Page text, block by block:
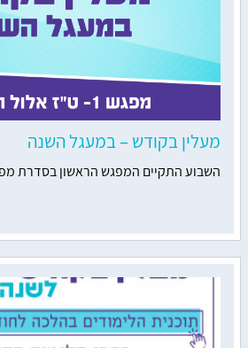
מעלין בקודש – במעגל השנה
השבוע התקיים המפגש הראשון בסדרת